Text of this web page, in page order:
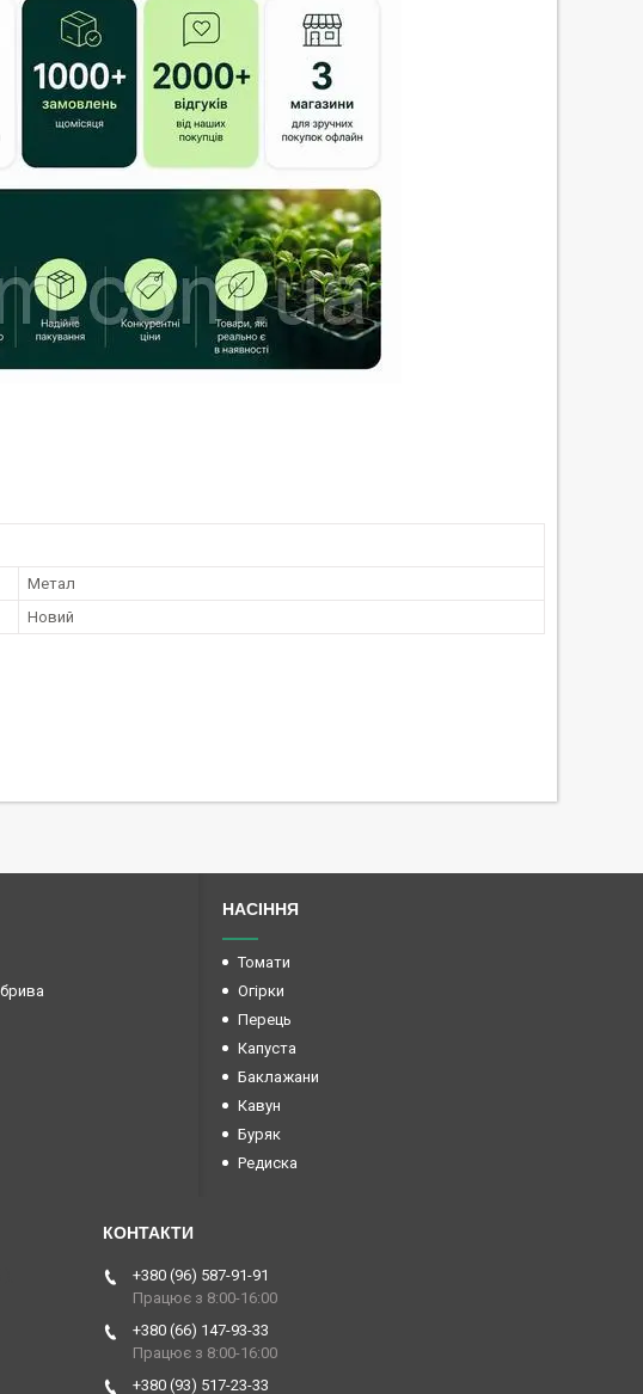
Метал
Новий
НАСІННЯ
Томати
Огірки
Перець
Капуста
Баклажани
Кавун
Буряк
Редиска
+380 (96) 587-91-91
Працює з 8:00-16:00
+380 (66) 147-93-33
Працює з 8:00-16:00
+380 (93) 517-23-33